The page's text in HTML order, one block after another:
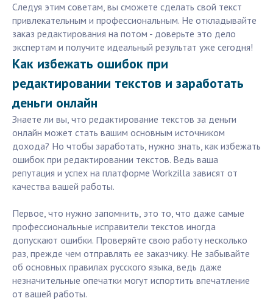
Следуя этим советам, вы сможете сделать свой текст
привлекательным и профессиональным. Не откладывайте
заказ редактирования на потом - доверьте это дело
экспертам и получите идеальный результат уже сегодня!
Как избежать ошибок при
редактировании текстов и заработать
деньги онлайн
Знаете ли вы, что редактирование текстов за деньги
онлайн может стать вашим основным источником
дохода? Но чтобы заработать, нужно знать, как избежать
ошибок при редактировании текстов. Ведь ваша
репутация и успех на платформе Workzilla зависят от
качества вашей работы.
Первое, что нужно запомнить, это то, что даже самые
профессиональные исправители текстов иногда
допускают ошибки. Проверяйте свою работу несколько
раз, прежде чем отправлять ее заказчику. Не забывайте
об основных правилах русского языка, ведь даже
незначительные опечатки могут испортить впечатление
от вашей работы.